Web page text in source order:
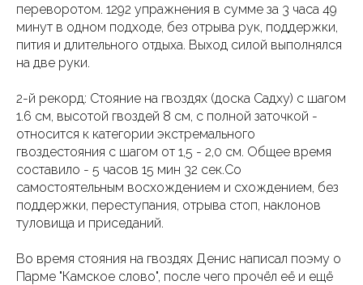
переворотом. 1292 упражнения в сумме за 3 часа 49
минут в одном подходе, без отрыва рук, поддержки,
пития и длительного отдыха. Выход силой выполнялся
на две руки.
2-й рекорд: Стояние на гвоздях (доска Садху) с шагом
1.6 см, высотой гвоздей 8 см, с полной заточкой -
относится к категории экстремального
гвоздестояния с шагом от 1,5 - 2,0 см. Общее время
составило - 5 часов 15 мин 32 сек.Со
самостоятельным восхождением и схождением, без
поддержки, переступания, отрыва стоп, наклонов
туловища и приседаний.
Во время стояния на гвоздях Денис написал поэму о
Парме "Камское слово", после чего прочëл еë и ещë